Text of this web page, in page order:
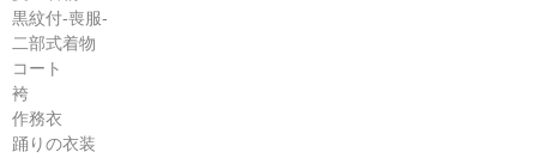
黒紋付-喪服-
二部式着物
コート
袴
作務衣
踊りの衣装